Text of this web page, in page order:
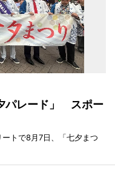
パレード」 スポー
トで8月7日、「七夕まつ